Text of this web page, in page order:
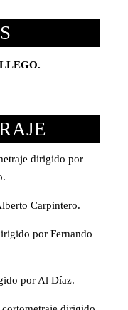
dirigido por
Carpintero.
por Fernando
por Al Díaz.